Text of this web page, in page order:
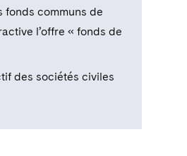
fonds communs de
l’offre « fonds de
des sociétés civiles